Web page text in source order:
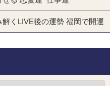
くLIVE後の運勢 福岡で開運